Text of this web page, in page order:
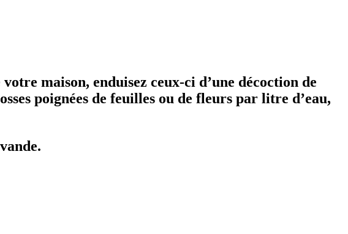
maison, enduisez ceux-ci d’une décoction de
poignées de feuilles ou de fleurs par litre d’eau,